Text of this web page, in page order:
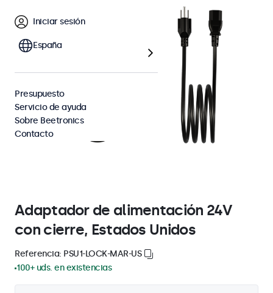
Adaptador de alimentación 24V
con cierre, Estados Unidos
Referencia: PSU1-LOCK-MAR-US
100+ uds. en existencias
Iniciar sesión
España
Presupuesto
Servicio de ayuda
Sobre Beetronics
Contacto